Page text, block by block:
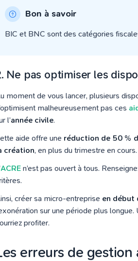
Bon à savoir
BIC et BNC sont des catégories
Ne pas optimiser les
moment de vous lancer, plusieurs
malheureusement pas ces
l’année civile.
aide offre une réduction de 50 %
création, en plus du trimestre en
ACRE n’est pas ouvert à tous.
créer sa micro-entreprise en début
sur une période plus
profiter.
erreurs de